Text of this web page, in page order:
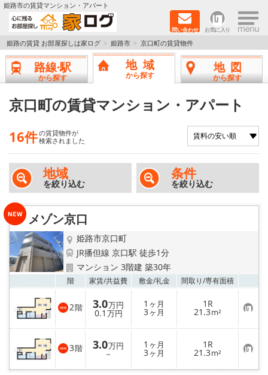
姫路市の賃貸マンション・アパート
問い合わせ お気に入り ×
TOPページ
新築物件
ペットOK物件
戸建物件
保証人不要物件
初期費用リーズナブル物件
都市ガス物件
路線·駅から探す
地域から探す
地図から探す
スタッフ
店舗情報·アクセス
姫路の賃貸 お部屋探しは家ログ 姫路市 京口町の賃貸物件
路線·駅
から探す
地域
から探す
地図
から探す
京口町の賃貸マンション・アパート
16件の賃貸物件が
検索されました
地域
を絞り込む
条件
を絞り込む
メゾン京口
姫路市京口町
JR播但線 京口駅 徒歩1分
マンション 3階建 築30年
階 家賃/共益費 敷金/礼金 間取り/専有面積
2階 3.0万円
0.1 万円
1 ヶ月
3ヶ月
1R
21.3m² お
気
に
入
り
登
録
3階 3.0万円
－
1 ヶ月
3ヶ月
1R
21.3m² お
気
に